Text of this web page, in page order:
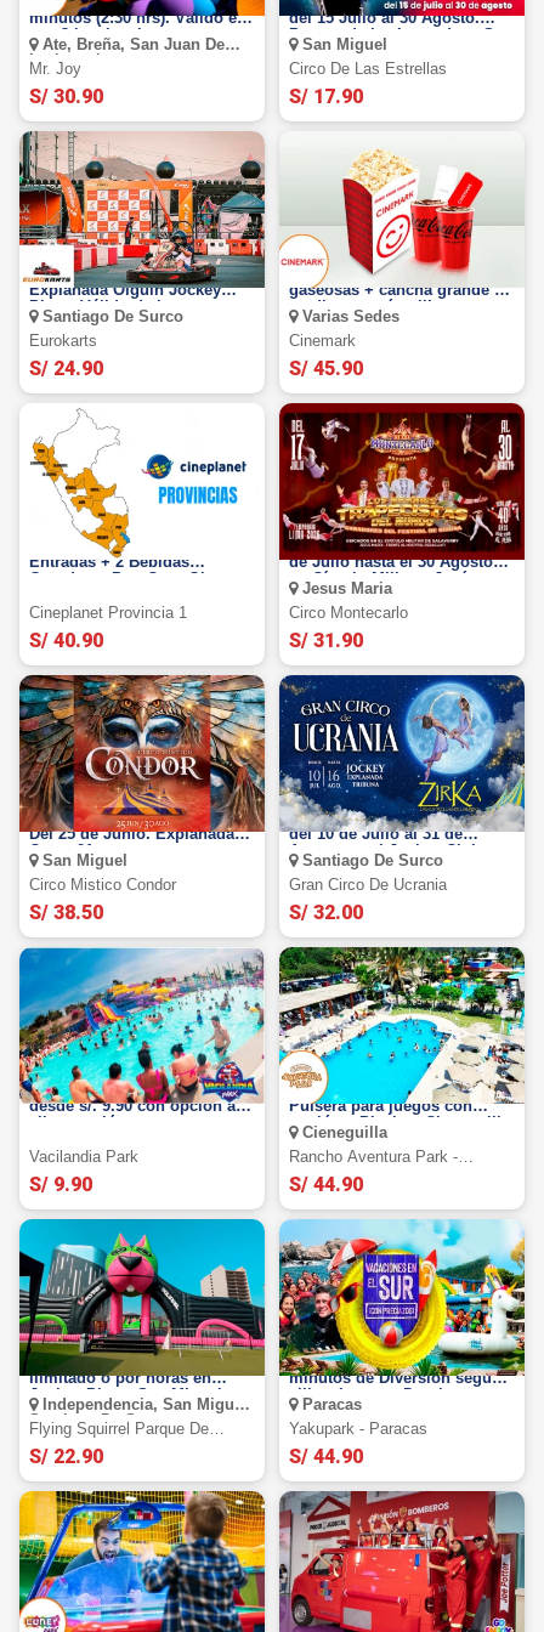
minutos (2:30 hrs). Válido en
sus 3 locales. Lunes a
Domingo.
Ate, Breña, San Juan De
Lurigancho
Mr. Joy
S/ 30.90
del 15 Julio al 30 Agosto.
Parque de las Leyendas - San
Miguel
San Miguel
Circo De Las Estrellas
S/ 17.90
Eurokart: Sesión en Circuito
Explanada Olguín Jockey
Plaza. Válido de Lunes a
Sábado
Santiago De Surco
Eurokarts
S/ 24.90
Cinemark: 2 Entradas + 2
gaseosas + cancha grande o
mediana según elijas
(validación ONLINE o física)
Varias Sedes
Cinemark
S/ 45.90
Cineplanet Provincias: 2
Entradas + 2 Bebidas
Grandes + Pop Corn Gigante
Cineplanet Provincia 1
S/ 40.90
Circo Montecarlo 2026: Del 17
de Julio hasta el 30 Agosto
en Círculo Militar - Jesús
María
Jesus Maria
Circo Montecarlo
S/ 31.90
Circo Místico Condor 2026:
Del 25 de Junio. Explanada
Costa 21
San Miguel
Circo Mistico Condor
S/ 38.50
Gran Circo de Ucrania 2026:
del 10 de Julio al 31 de
Agosto en el Jockey Club-
Surco
Santiago De Surco
Gran Circo De Ucrania
S/ 32.00
Vacilandia Park: Full Day
desde s/. 9.90 con opción a
alimentación
Vacilandia Park
S/ 9.90
Rancho Aventura Park:
Pulsera para juegos con
opción a Piscina. Cieneguilla
Cieneguilla
Rancho Aventura Park -
Cieneguilla
S/ 44.90
Flying Squirrel: Full Day
Ilimitado o por horas en
Jockey Plaza, San Miguel e
Independencia.
Independencia, San Miguel,
Santiago De Surco
Flying Squirrel Parque De
Inflables
S/ 22.90
Yakupark Paracas: 45 o 90
minutos de Diversión según
elijas. Lunes a Domingo
Paracas
Yakupark - Paracas
S/ 44.90